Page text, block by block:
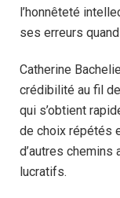
l’honnêteté
ses erreurs
Catherine
crédibilité au fil
qui s’obtient
de choix répétés
d’autres
lucratifs.